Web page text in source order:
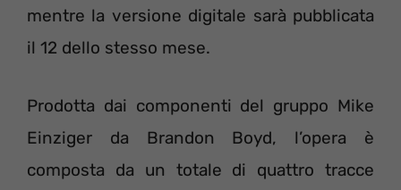
mentre la versione digitale sarà pubblicata
il 12 dello stesso mese.
Prodotta dai componenti del gruppo Mike
Einziger da Brandon Boyd, l’opera è
composta da un totale di quattro tracce